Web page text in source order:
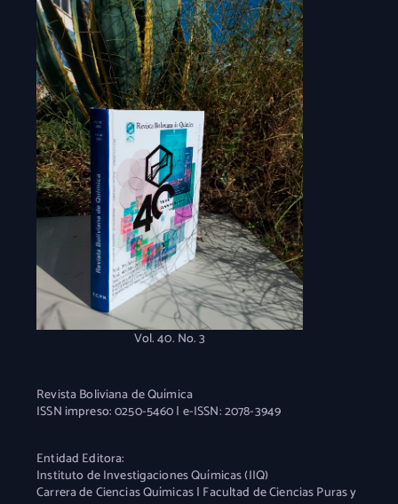
Vol. 40. No. 3
Revista Boliviana de Química
ISSN impreso: 0250-5460 | e-ISSN: 2078-3949
Entidad Editora:
Instituto de Investigaciones Químicas (IIQ)
Carrera de Ciencias Químicas | Facultad de Ciencias Puras y